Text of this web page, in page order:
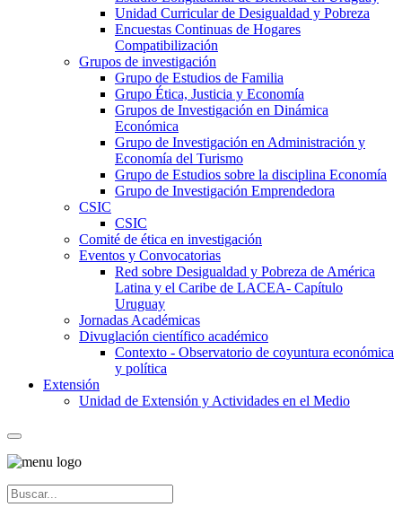
Unidad Curricular de Desigualdad y Pobreza
Encuestas Continuas de Hogares
Compatibilización
Grupos de investigación
Grupo de Estudios de Familia
Grupo Ética, Justicia y Economía
Grupos de Investigación en Dinámica
Económica
Grupo de Investigación en Administración y
Economía del Turismo
Grupo de Estudios sobre la disciplina Economía
Grupo de Investigación Emprendedora
CSIC
CSIC
Comité de ética en investigación
Eventos y Convocatorias
Red sobre Desigualdad y Pobreza de América
Latina y el Caribe de LACEA- Capítulo
Uruguay
Jornadas Académicas
Divuglación científico académico
Contexto - Observatorio de coyuntura económica
y política
Extensión
Unidad de Extensión y Actividades en el Medio